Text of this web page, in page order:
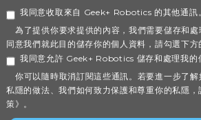
我同意收取來自 Geek+ Robotics 的其他通訊。
為了提供你要求提供的內容，我們需要儲存和
同意我們就此目的儲存你的個人資料，請勾選下方
我同意允許 Geek+ Robotics 儲存和處理我的
你可以隨時取消訂閱這些通訊。若要進一步了
私隱的做法、我們如何致力保護和尊重你的私隱
策》。